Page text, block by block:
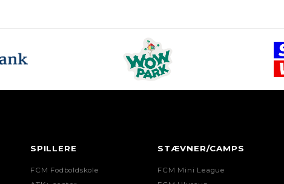
SPILLERE
FCM Fodboldskole
STÆVNER/CAMPS
FCM Mini League